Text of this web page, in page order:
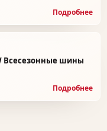
Подробнее
Всесезонные шины
Подробнее